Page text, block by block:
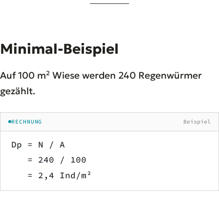
Minimal-Beispiel
Auf 100 m² Wiese werden 240 Regenwürmer
gezählt.
RECHNUNG Beispiel
Dp = N / A
   = 240 / 100
   = 2,4 Ind/m²